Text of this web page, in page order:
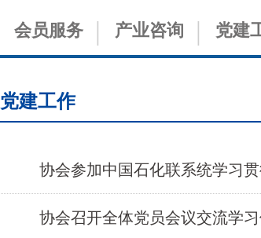
会员服务 产业咨询 党建
党建工作
协会参加中国石化联系统学习
协会召开全体党员会议交流学